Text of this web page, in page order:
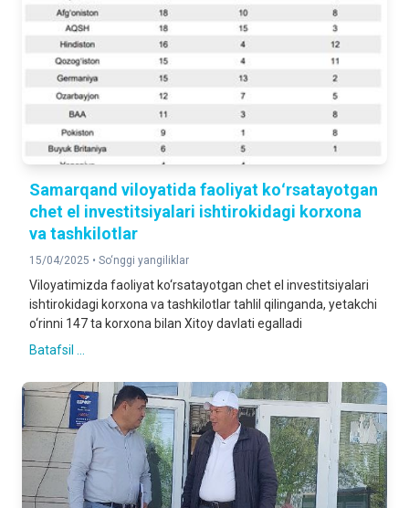
Samarqand viloyatida faoliyat koʻrsatayotgan
chet el investitsiyalari ishtirokidagi korxona
va tashkilotlar
15/04/2025 • So‘nggi yangiliklar
Viloyatimizda faoliyat ko‘rsatayotgan chet el investitsiyalari
ishtirokidagi korxona va tashkilotlar tahlil qilinganda, yetakchi
o‘rinni 147 ta korxona bilan Xitoy davlati egalladi
Batafsil ...